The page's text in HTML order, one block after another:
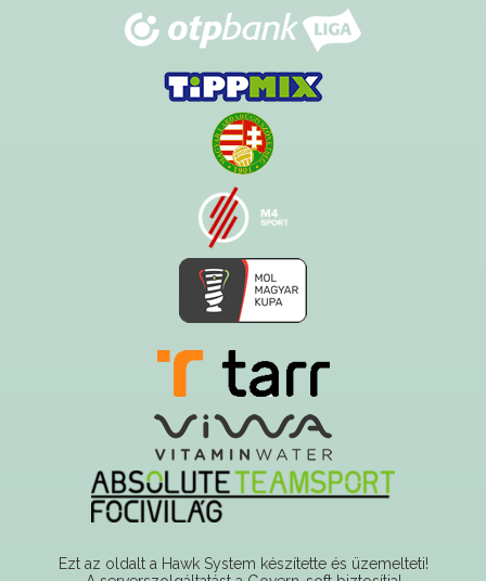
Ezt az oldalt a Hawk System készítette és üzemelteti!